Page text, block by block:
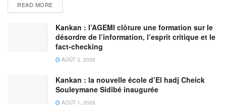
READ MORE
Kankan : l’AGEMI clôture une formation sur le
désordre de l’information, l’esprit critique et le
fact-checking
AOÛT 3, 2026
Kankan : la nouvelle école d’El hadj Cheick
Souleymane Sidibé inaugurée
AOÛT 1, 2026